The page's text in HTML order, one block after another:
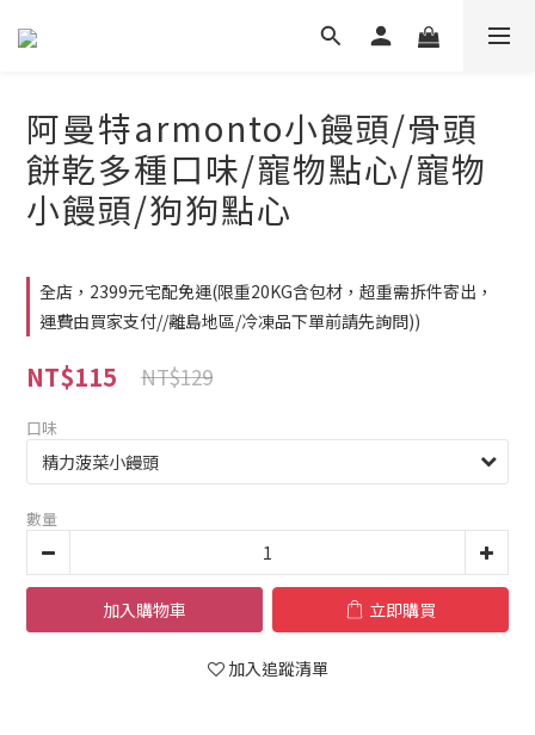
阿曼特armonto小饅頭/骨頭
餅乾多種口味/寵物點心/寵物
小饅頭/狗狗點心
全店，2399元宅配免運(限重20KG含包材，超重需拆件寄出，
運費由買家支付//離島地區/冷凍品下單前請先詢問))
NT$115 NT$129
口味
數量
加入購物車 立即購買
加入追蹤清單